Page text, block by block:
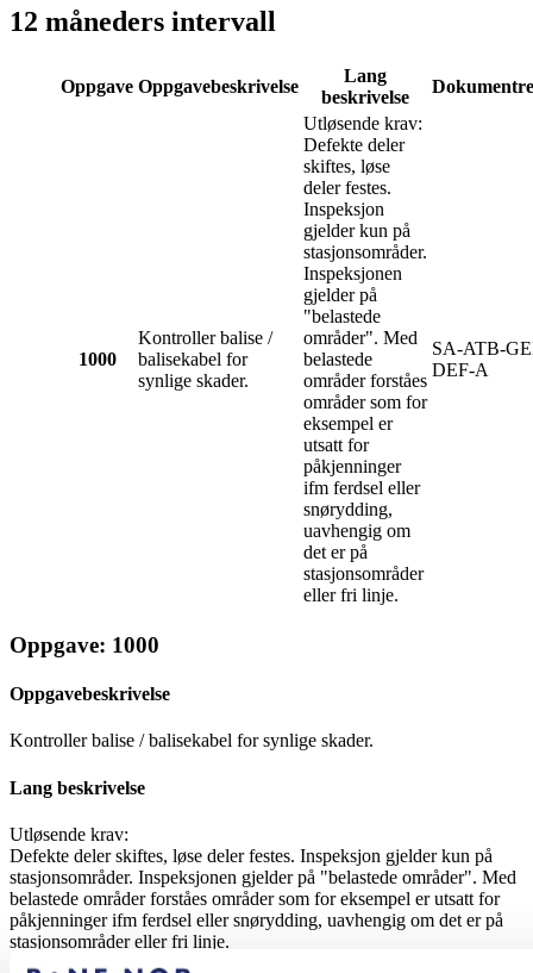
12 måneders intervall
Oppgave Oppgavebeskrivelse
Lang
beskrivelse
1000
Kontroller balise /
balisekabel for
synlige skader.
Utløsende krav:
Defekte deler
skiftes, løse
deler festes.
Inspeksjon
gjelder kun på
stasjonsområder.
Inspeksjonen
gjelder på
"belastede
områder". Med
belastede
områder forståes
områder som for
eksempel er
utsatt for
påkjenninger
ifm ferdsel eller
snørydding,
uavhengig om
det er på
stasjonsområder
eller fri linje.
SA-ATB-
DEF-A
Oppgave: 1000
Oppgavebeskrivelse
Kontroller balise / balisekabel for synlige skader.
Lang beskrivelse
Utløsende krav:
Defekte deler skiftes, løse deler festes. Inspeksjon gjelder kun på
stasjonsområder. Inspeksjonen gjelder på "belastede områder". Med
belastede områder forståes områder som for eksempel er utsatt for
påkjenninger ifm ferdsel eller snørydding, uavhengig om det er på
stasjonsområder eller fri linje.